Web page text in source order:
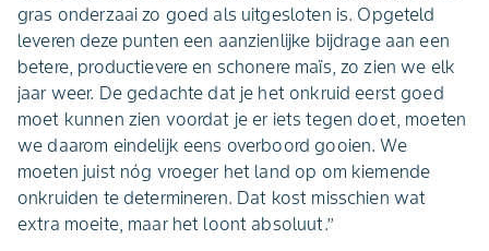
gras onderzaai zo goed als uitgesloten is. Opgeteld
leveren deze punten een aanzienlijke bijdrage aan een
betere, productievere en schonere maïs, zo zien we elk
jaar weer. De gedachte dat je het onkruid eerst goed
moet kunnen zien voordat je er iets tegen doet, moeten
we daarom eindelijk eens overboord gooien. We
moeten juist nóg vroeger het land op om kiemende
onkruiden te determineren. Dat kost misschien wat
extra moeite, maar het loont absoluut.’’